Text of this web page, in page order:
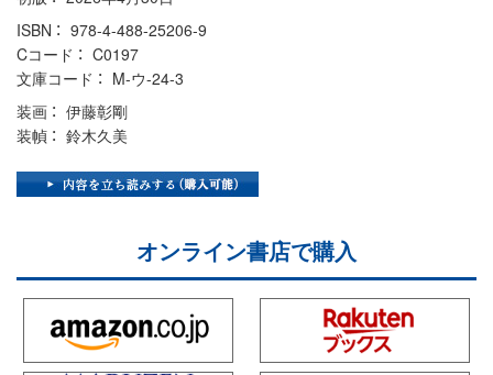
ISBN
978-4-488-25206-9
Cコード
C0197
文庫コード
M-ウ-24-3
装画
伊藤彰剛
装幀
鈴木久美
オンライン書店で購入